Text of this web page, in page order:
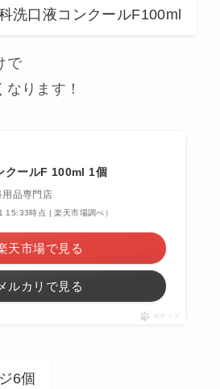
洗口液コンクールF100ml
で
ります！
クールF 100ml 1個
品専門店
15:33時点 | 楽天市場調べ）
天市場で見る
メルカリで見る
ポチップ
6個